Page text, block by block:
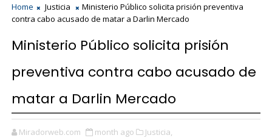
Home Justicia
Ministerio Público solicita prisión preventiva
contra cabo acusado de matar a Darlin Mercado
Ministerio Público solicita prisión
preventiva contra cabo acusado de
matar a Darlin Mercado
Miradorweb.com month ago Justicia,